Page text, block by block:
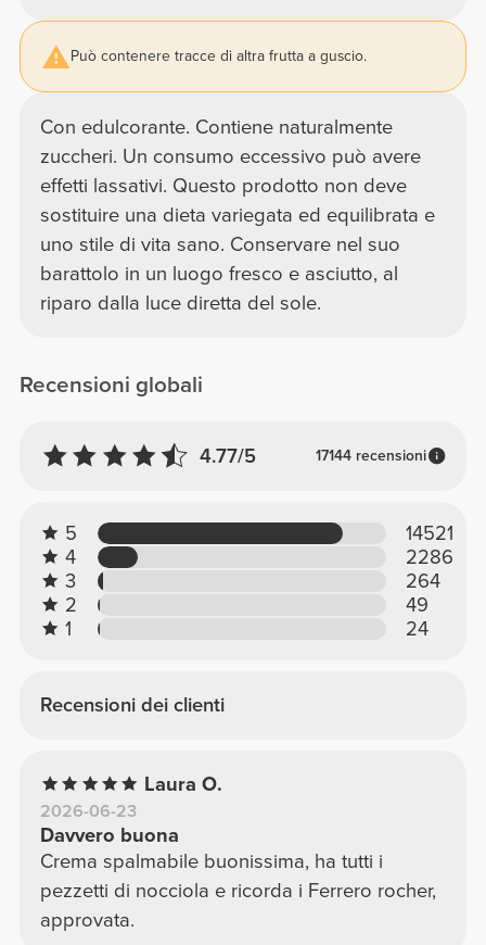
Può contenere tracce di altra frutta a guscio.
Con edulcorante. Contiene naturalmente
zuccheri. Un consumo eccessivo può avere
effetti lassativi. Questo prodotto non deve
sostituire una dieta variegata ed equilibrata e
uno stile di vita sano. Conservare nel suo
barattolo in un luogo fresco e asciutto, al
riparo dalla luce diretta del sole.
Recensioni globali
4.77/5 17144 recensioni
5
14521
4
2286
3
264
2
49
1
24
Recensioni dei clienti
Laura O.
2026-06-23
Davvero buona
Crema spalmabile buonissima, ha tutti i
pezzetti di nocciola e ricorda i Ferrero rocher,
approvata.